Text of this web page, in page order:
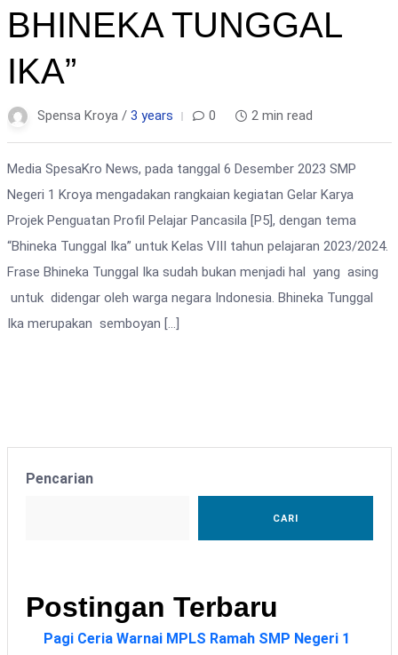
BHINEKA TUNGGAL
IKA”
Spensa Kroya / 3 years 0 2 min read
Media SpesaKro News, pada tanggal 6 Desember 2023 SMP
Negeri 1 Kroya mengadakan rangkaian kegiatan Gelar Karya
Projek Penguatan Profil Pelajar Pancasila [P5], dengan tema
“Bhineka Tunggal Ika” untuk Kelas VIII tahun pelajaran 2023/2024.
Frase Bhineka Tunggal Ika sudah bukan menjadi hal yang asing
untuk didengar oleh warga negara Indonesia. Bhineka Tunggal
Ika merupakan semboyan […]
Pencarian
CARI
Postingan Terbaru
Pagi Ceria Warnai MPLS Ramah SMP Negeri 1